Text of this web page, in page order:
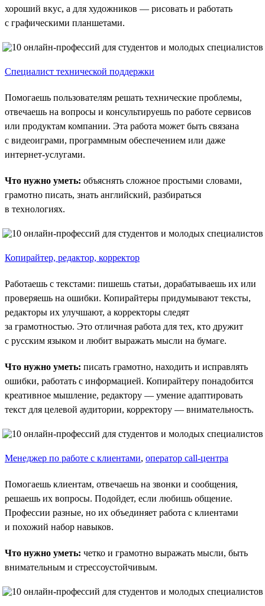
хороший вкус, а для художников — рисовать и работать
с графическими планшетами.
Специалист технической поддержки
Помогаешь пользователям решать технические проблемы,
отвечаешь на вопросы и консультируешь по работе сервисов
или продуктам компании. Эта работа может быть связана
с видеоиграми, программным обеспечением или даже
интернет-услугами.
Что нужно уметь: объяснять сложное простыми словами,
грамотно писать, знать английский, разбираться
в технологиях.
Копирайтер, редактор, корректор
Работаешь с текстами: пишешь статьи, дорабатываешь их или
проверяешь на ошибки. Копирайтеры придумывают тексты,
редакторы их улучшают, а корректоры следят
за грамотностью. Это отличная работа для тех, кто дружит
с русским языком и любит выражать мысли на бумаге.
Что нужно уметь: писать грамотно, находить и исправлять
ошибки, работать с информацией. Копирайтеру понадобится
креативное мышление, редактору — умение адаптировать
текст для целевой аудитории, корректору — внимательность.
Менеджер по работе с клиентами, оператор call-центра
Помогаешь клиентам, отвечаешь на звонки и сообщения,
решаешь их вопросы. Подойдет, если любишь общение.
Профессии разные, но их объединяет работа с клиентами
и похожий набор навыков.
Что нужно уметь: четко и грамотно выражать мысли, быть
внимательным и стрессоустойчивым.